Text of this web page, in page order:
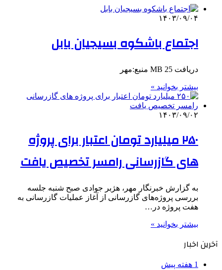
۱۴۰۳/۰۹/۰۴
اجتماع باشکوه بسیجیان بابل
دریافت 25 MB منبع:مهر
بیشتر بخوانید »
۱۴۰۳/۰۹/۰۲
۲۵۰ میلیارد تومان اعتبار برای پروژه
های گازرسانی رامسر تخصیص یافت
به گزارش خبرنگار مهر، هژبر جوادی صبح شنبه جلسه
بررسی پروژه‌های گازرسانی از آغاز عملیات گازرسانی به
هفت پروژه در…
بیشتر بخوانید »
آخرین اخبار
1 هفته پیش